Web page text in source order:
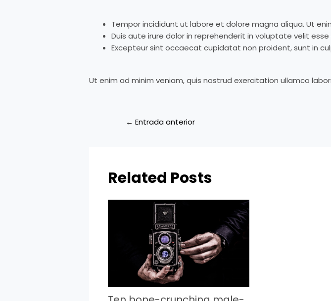
Tempor incididunt ut labore et dolore magna aliqua. Ut
Duis aute irure dolor in reprehenderit in voluptate velit
Excepteur sint occaecat cupidatat non proident, sunt in
Ut enim ad minim veniam, quis nostrud exercitation ullamco
← Entrada anterior
Related Posts